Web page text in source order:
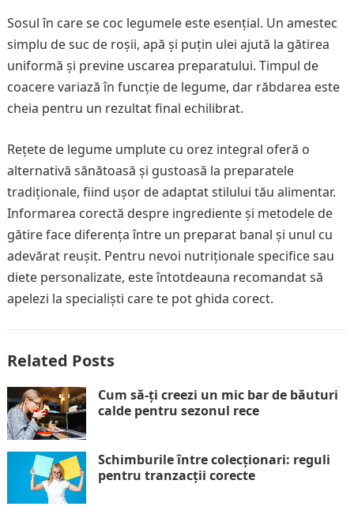
Sosul în care se coc legumele este esențial. Un amestec
simplu de suc de roșii, apă și puțin ulei ajută la gătirea
uniformă și previne uscarea preparatului. Timpul de
coacere variază în funcție de legume, dar răbdarea este
cheia pentru un rezultat final echilibrat.
Rețete de legume umplute cu orez integral oferă o
alternativă sănătoasă și gustoasă la preparatele
tradiționale, fiind ușor de adaptat stilului tău alimentar.
Informarea corectă despre ingrediente și metodele de
gătire face diferența între un preparat banal și unul cu
adevărat reușit. Pentru nevoi nutriționale specifice sau
diete personalizate, este întotdeauna recomandat să
apelezi la specialiști care te pot ghida corect.
Related Posts
Cum să-ți creezi un mic bar de băuturi
calde pentru sezonul rece
Schimburile între colecționari: reguli
pentru tranzacții corecte